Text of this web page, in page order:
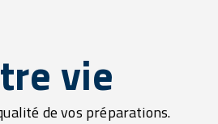
vie
de vos préparations.